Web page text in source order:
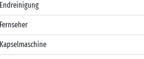
Endreinigung
Fernseher
Kapselmaschine